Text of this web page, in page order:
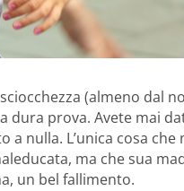
(almeno dal
dura prova. Avete mai
a nulla. L’unica cosa
ma che sua
un bel fallimento.